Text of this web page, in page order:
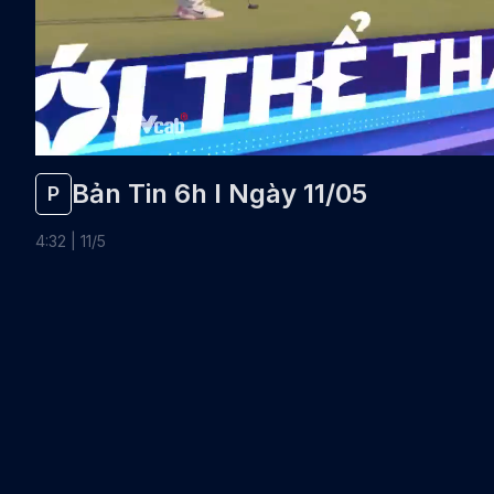
P Bản Tin 6h I Ngày 11/05
4:32 11/5